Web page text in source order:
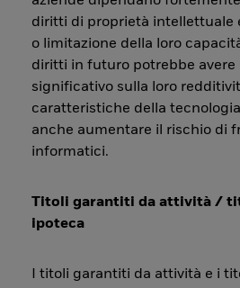
diritti di proprietà intellettuale
o limitazione della loro
diritti in futuro potrebbe
significativo sulla loro
caratteristiche della
anche aumentare il rischio di
informatici.
Titoli garantiti da attività /
ipoteca
I titoli garantiti da attività e i